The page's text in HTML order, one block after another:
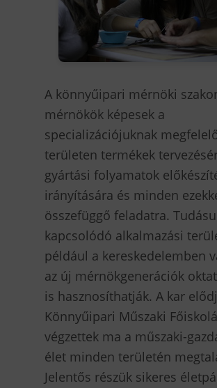
A könnyűipari mérnöki
mérnökök képesek a
specializációjuknak
területen termékek
gyártási folyamatok
irányítására és minden
összefüggő feladatra.
kapcsolódó alkalmazási
például a kereskedelemben
az új mérnökgenerációk
is hasznosíthatják. A kar
Könnyűipari Műszaki
végzettek ma a műszaki-
élet minden területén
Jelentős részük sikeres